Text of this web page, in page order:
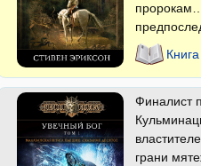
Финалист
грани